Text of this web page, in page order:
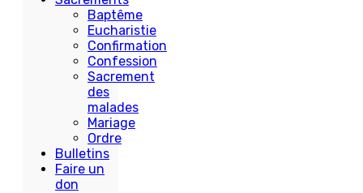
Baptême
Eucharistie
Confirmation
Confession
Sacrement
des
malades
Mariage
Ordre
Bulletins
Faire un
don